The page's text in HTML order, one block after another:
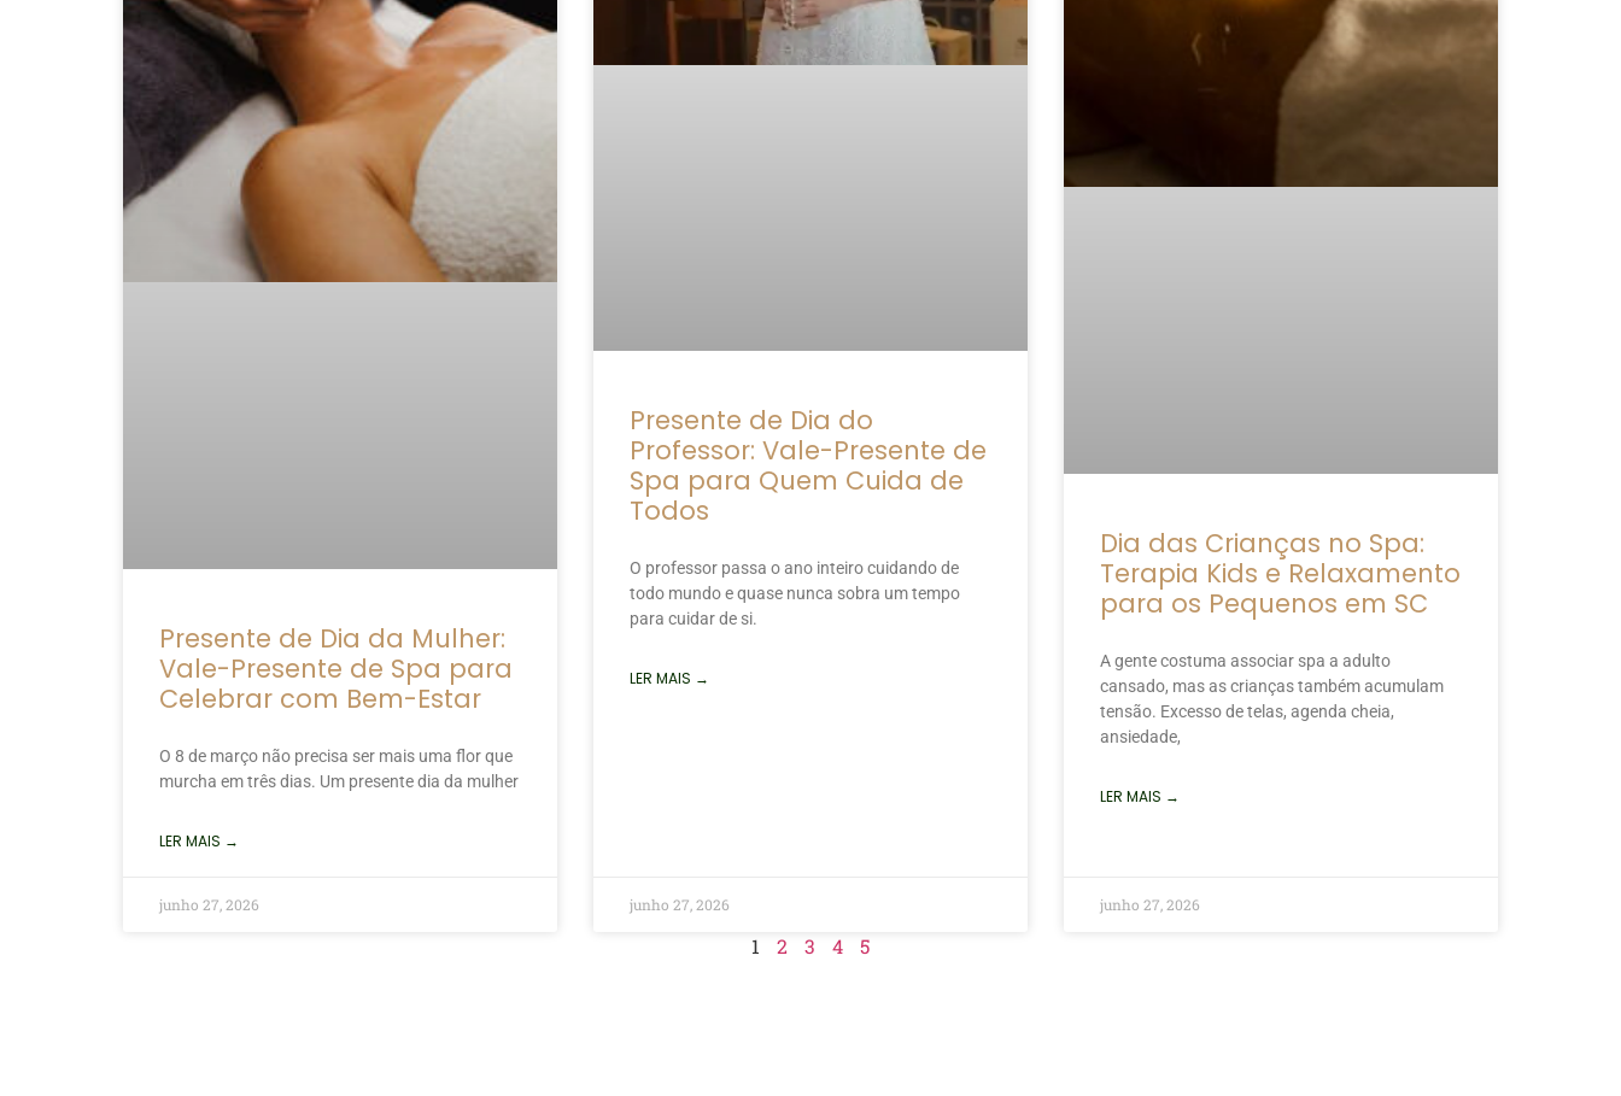
Presente de Dia da Mulher:
Vale-Presente de Spa para
Celebrar com Bem-Estar
O 8 de março não precisa ser mais uma flor que
murcha em três dias. Um presente dia da mulher
LER MAIS →
junho 27, 2026
Presente de Dia do
Professor: Vale-Presente de
Spa para Quem Cuida de
Todos
O professor passa o ano inteiro cuidando de
todo mundo e quase nunca sobra um tempo
para cuidar de si.
LER MAIS →
junho 27, 2026
Dia das Crianças no Spa:
Terapia Kids e Relaxamento
para os Pequenos em SC
A gente costuma associar spa a adulto
cansado, mas as crianças também acumulam
tensão. Excesso de telas, agenda cheia,
ansiedade,
LER MAIS →
junho 27, 2026
1 2 3 4 5